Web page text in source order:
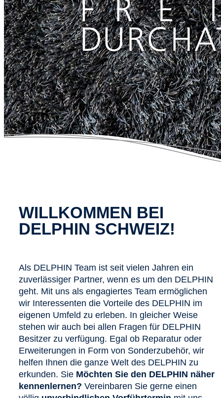
WILLKOMMEN BEI
DELPHIN SCHWEIZ!
Als DELPHIN Team ist seit vielen Jahren ein
zuverlässiger Partner, wenn es um den DELPHIN
geht. Mit uns als engagiertes Team ermöglichen
wir Interessenten die Vorteile des DELPHIN im
eigenen Umfeld zu erleben. In gleicher Weise
stehen wir auch bei allen Fragen für DELPHIN
Besitzer zu verfügung. Egal ob Reparatur oder
Erweiterungen in Form von Sonderzubehör, wir
helfen Ihnen die ganze Welt des DELPHIN zu
erkunden. Sie Möchten Sie den DELPHIN näher
kennenlernen? Vereinbaren Sie gerne einen